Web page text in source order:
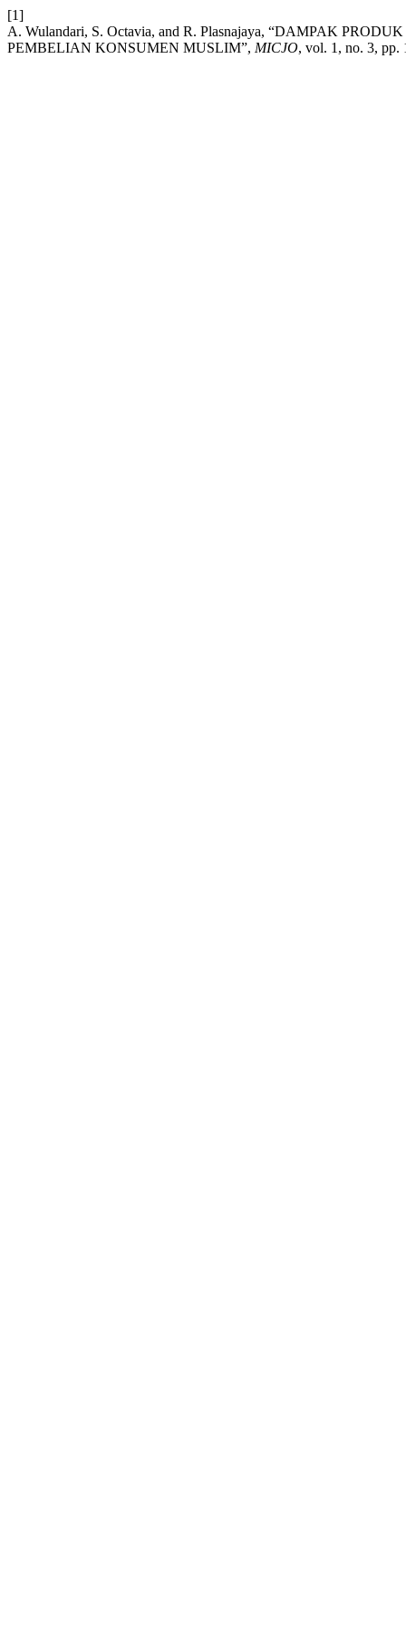
[1]
A. Wulandari, S. Octavia, and R. Plasnajaya, “DAMPAK
PEMBELIAN KONSUMEN MUSLIM”, MICJO, vol. 1, no. 3, pp.